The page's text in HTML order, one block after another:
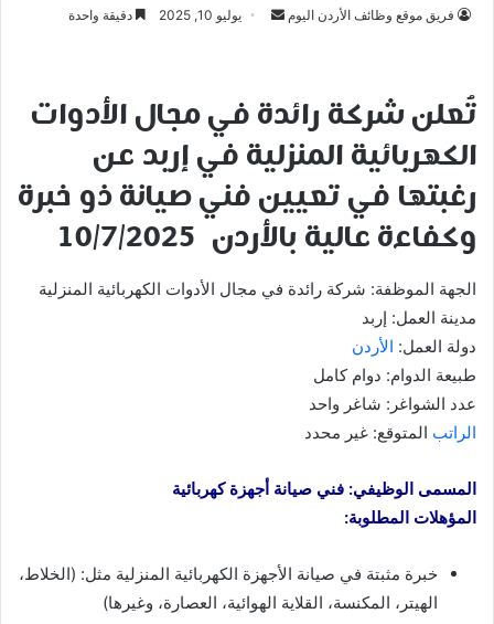
فريق موقع وظائف الأردن اليوم
أرسل يوليو 10, 2025 دقيقة واحدة
تُعلنشركة رائدة في مجال الأدوات
الكهربائية المنزلية في إربد عن
رغبتها في تعيين فني صيانةذو خبرة
وكفاءة عالية بالأردن 10/7/2025
الجهة الموظفة: شركة رائدة في مجال الأدوات الكهربائية المنزلية
مدينة العمل: إربد
دولة العمل: الأردن
طبيعة الدوام: دوام كامل
عدد الشواغر: شاغر واحد
الراتب المتوقع: غير محدد
المسمى الوظيفي: فني صيانة أجهزة كهربائية
المؤهلات المطلوبة:
خبرة مثبتة في صيانة الأجهزة الكهربائية المنزلية مثل: (الخلاط،
الهيتر، المكنسة، القلاية الهوائية، العصارة، وغيرها)